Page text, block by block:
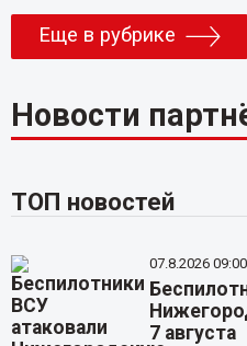
Еще в рубрике
Новости
ТОП новостей
07.8.2026 09:00
7 августа